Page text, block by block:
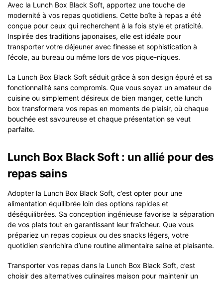
Avec la Lunch Box Black Soft, apportez une touche de
modernité à vos repas quotidiens. Cette boîte à repas a été
conçue pour ceux qui recherchent à la fois style et praticité.
Inspirée des traditions japonaises, elle est idéale pour
transporter votre déjeuner avec finesse et sophistication à
l’école, au bureau ou même lors de vos pique-niques.
La Lunch Box Black Soft séduit grâce à son design épuré et sa
fonctionnalité sans compromis. Que vous soyez un amateur de
cuisine ou simplement désireux de bien manger, cette lunch
box transformera vos repas en moments de plaisir, où chaque
bouchée est savoureuse et chaque présentation se veut
parfaite.
Lunch Box Black Soft : un allié pour des
repas sains
Adopter la Lunch Box Black Soft, c’est opter pour une
alimentation équilibrée loin des options rapides et
déséquilibrées. Sa conception ingénieuse favorise la séparation
de vos plats tout en garantissant leur fraîcheur. Que vous
prépariez un repas copieux ou des snacks légers, votre
quotidien s’enrichira d’une routine alimentaire saine et plaisante.
Transporter vos repas dans la Lunch Box Black Soft, c’est
choisir des alternatives culinaires maison pour maintenir un